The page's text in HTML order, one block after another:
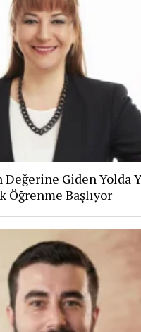
Giden Yolda
Öğrenme Başlıyor